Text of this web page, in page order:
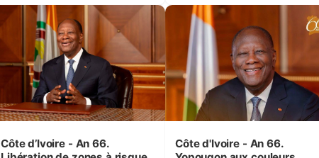
femmes et des enfants
mêmes et pour les
générations futures »
Côte d’Ivoire - An 66.
Côte d'Ivoire - An 66.